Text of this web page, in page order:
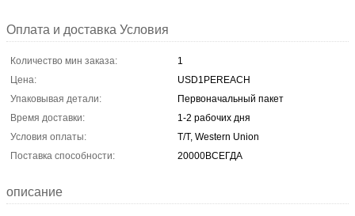
Оплата и доставка Условия
Количество мин заказа:
1
Цена:
USD1PEREACH
Упаковывая детали:
Первоначальный пакет
Время доставки:
1-2 рабочих дня
Условия оплаты:
T/T, Western Union
Поставка способности:
20000ВСЕГДА
описание